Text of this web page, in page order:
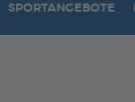
SPORTANGEBOTE